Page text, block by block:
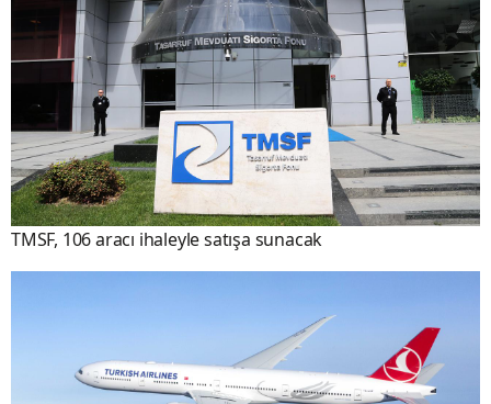
TMSF, 106 aracı ihaleyle satışa sunacak